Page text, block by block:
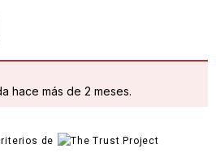
hace más de 2 meses.
de